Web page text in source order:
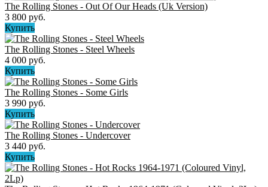
The Rolling Stones - Out Of Our Heads (Uk Version)
3 800 руб.
Купить
The Rolling Stones - Steel Wheels
4 000 руб.
Купить
The Rolling Stones - Some Girls
3 990 руб.
Купить
The Rolling Stones - Undercover
3 440 руб.
Купить